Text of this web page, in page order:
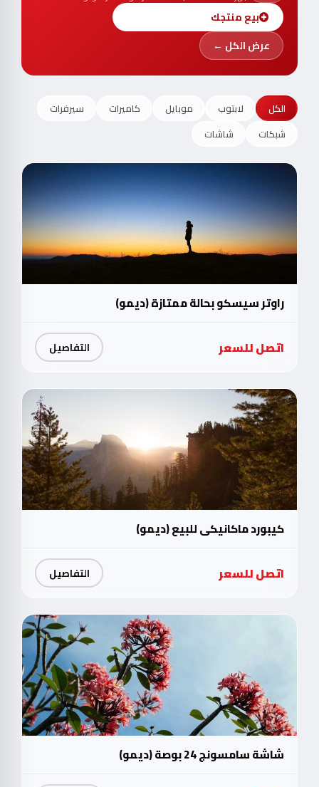
بيع منتجك
عرض الكل ←
الكل لابتوب موبايل كاميرات
سيرفرات
شبكات
شاشات
راوتر سيسكو بحالة ممتازة (ديمو)
اتصل للسعر التفاصيل
كيبورد ماكانيكي للبيع (ديمو)
اتصل للسعر التفاصيل
شاشة سامسونج 24 بوصة (ديمو)